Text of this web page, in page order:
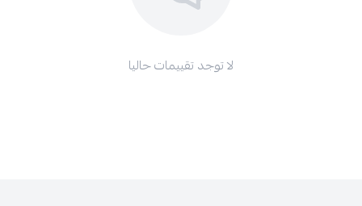
والوجه
جزءًا من روتينك للعناية بالبشرة اليوم!لا توجد تقييمات حاليا